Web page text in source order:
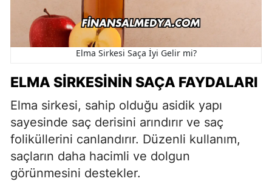
Elma Sirkesi Saça İyi Gelir mi?
ELMA SIRKESININ SAÇA FAYDALARI
Elma sirkesi, sahip olduğu asidik yapı
sayesinde saç derisini arındırır ve saç
foliküllerini canlandırır. Düzenli kullanım,
saçların daha hacimli ve dolgun
görünmesini destekler.